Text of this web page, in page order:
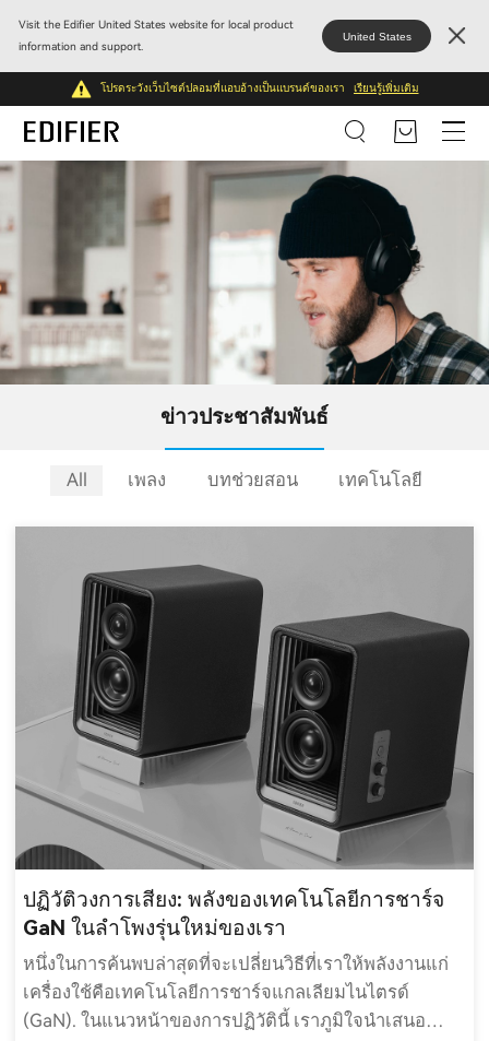
Visit the Edifier United States website for local product
information and support.
United States
โปรดระวังเว็บไซต์ปลอมที่แอบอ้างเป็นแบรนด์ของเรา เรียนรู้เพิ่มเติม
ข่าวประชาสัมพันธ์
All เพลง บทช่วยสอน เทคโนโลยี
ปฏิวัติวงการเสียง: พลังของเทคโนโลยีการชาร์จ
GaN ในลำโพงรุ่นใหม่ของเรา
หนึ่งในการค้นพบล่าสุดที่จะเปลี่ยนวิธีที่เราให้พลังงานแก่
เครื่องใช้คือเทคโนโลยีการชาร์จแกลเลียมไนไตรด์
(GaN). ในแนวหน้าของการปฏิวัตินี้ เราภูมิใจนำเสนอ